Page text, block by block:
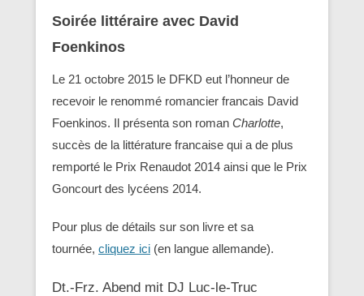
Soirée littéraire avec David
Foenkinos
Le 21 octobre 2015 le DFKD eut l’honneur de
recevoir le renommé romancier francais David
Foenkinos. Il présenta son roman Charlotte,
succès de la littérature francaise qui a de plus
remporté le Prix Renaudot 2014 ainsi que le Prix
Goncourt des lycéens 2014.
Pour plus de détails sur son livre et sa
tournée, cliquez ici (en langue allemande).
Dt.-Frz. Abend mit DJ Luc-le-Truc